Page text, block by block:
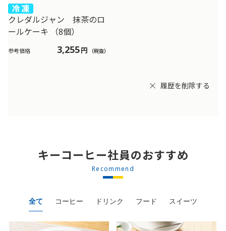
クレダルジャン 抹茶のロ
ールケーキ （8個）
参考価格 3,255円 （税抜）
履歴を削除する
キーコーヒー社員のおすすめ
Recommend
全て コーヒー ドリンク フード スイーツ